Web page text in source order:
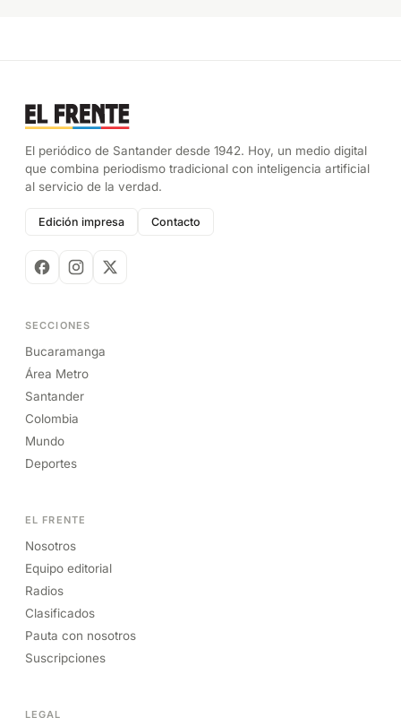
El periódico de Santander desde 1942. Hoy, un medio digital
que combina periodismo tradicional con inteligencia artificial
al servicio de la verdad.
Edición impresa Contacto
SECCIONES
Bucaramanga
Área Metro
Santander
Colombia
Mundo
Deportes
EL FRENTE
Nosotros
Equipo editorial
Radios
Clasificados
Pauta con nosotros
Suscripciones
LEGAL